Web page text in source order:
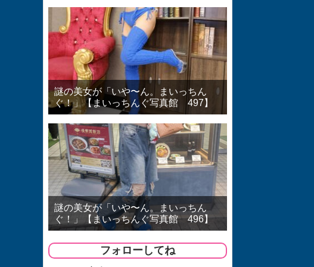
謎の美女が「いや〜ん。まいっちん
ぐ！」【まいっちんぐ写真館 497】
謎の美女が「いや〜ん。まいっちん
ぐ！」【まいっちんぐ写真館 496】
フォローしてね